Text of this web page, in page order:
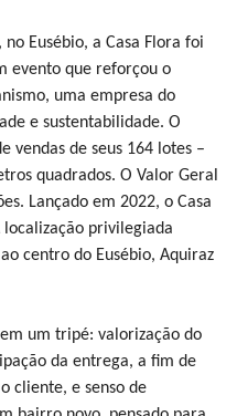
no Eusébio, a Casa Flora foi
evento que reforçou o
uma empresa do
e sustentabilidade. O
vendas de seus 164 lotes –
quadrados. O Valor Geral
Lançado em 2022, o Casa
localização privilegiada
centro do Eusébio, Aquiraz
em um tripé: valorização do
da entrega, a fim de
cliente, e senso de